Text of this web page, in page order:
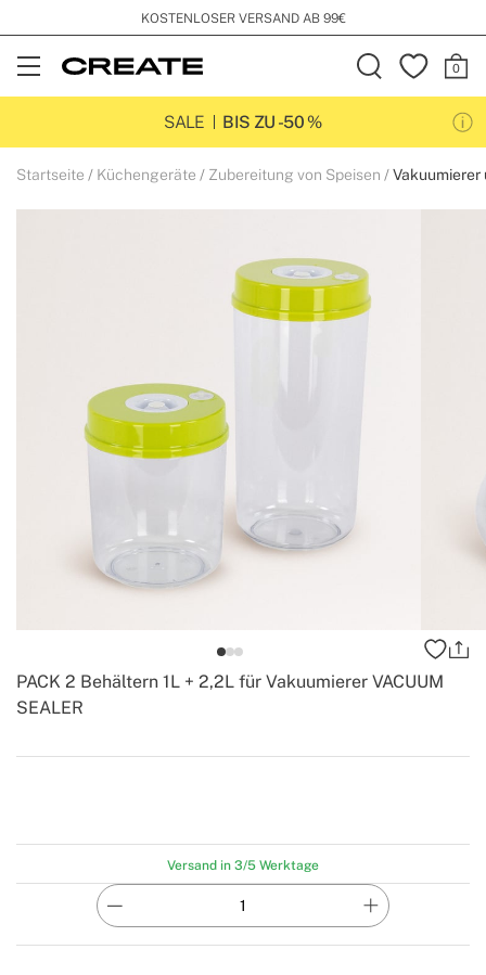
KOSTENLOSER VERSAND AB 99€
Open
Menu
SALE
BIS ZU -50 %
Startseite Küchengeräte Zubereitung von Speisen Vakuumierer
PACK 2 Behältern 1L + 2,2L für Vakuumierer VACUUM
SEALER
Create
Versand in 3/5 Werktage